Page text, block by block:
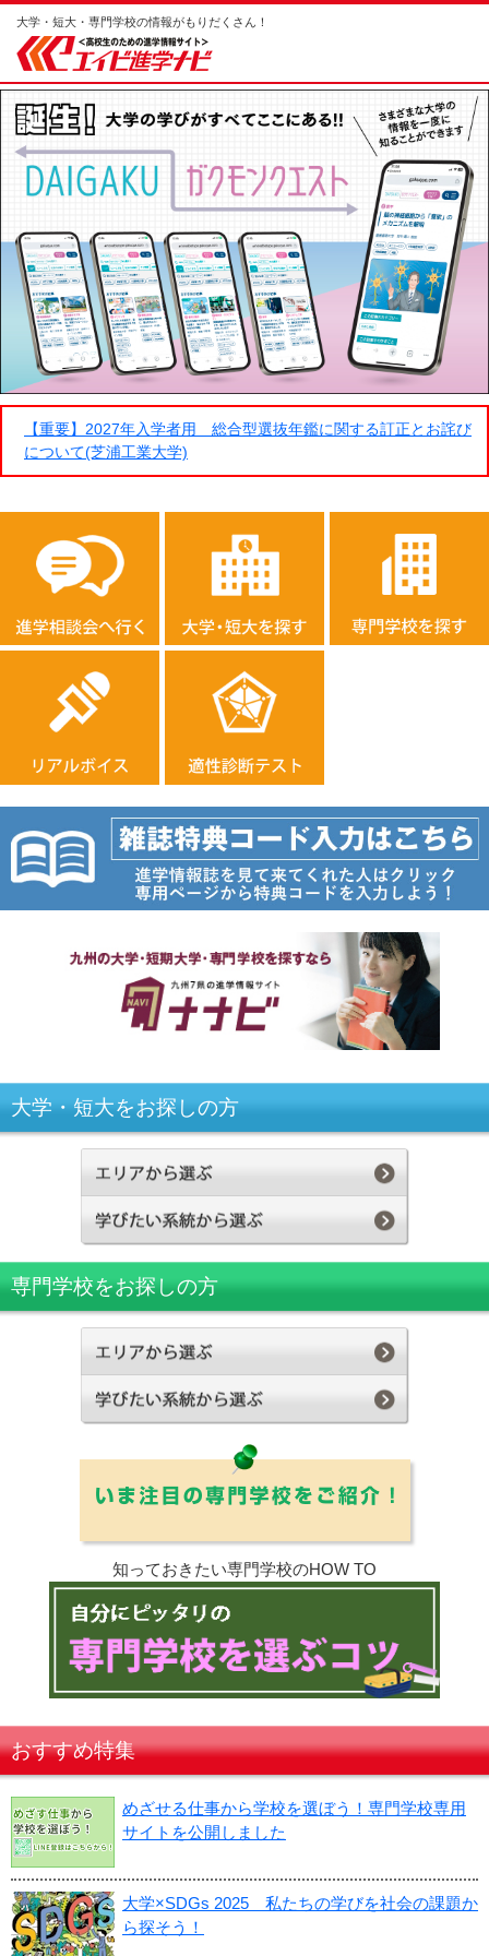
大学・短大・専門学校の情報がもりだくさん！
【重要】2027年入学者用 総合型選抜年鑑に関する訂正とお詫び
について(芝浦工業大学)
大学・短大をお探しの方
専門学校をお探しの方
知っておきたい専門学校のHOW TO
おすすめ特集
めざせる仕事から学校を選ぼう！専門学校専用
サイトを公開しました
大学×SDGs 2025 私たちの学びを社会の課題か
ら探そう！